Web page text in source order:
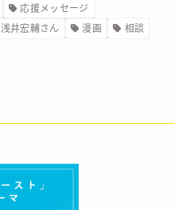
応援メッセージ
浅井宏輔さん 漫画
相談